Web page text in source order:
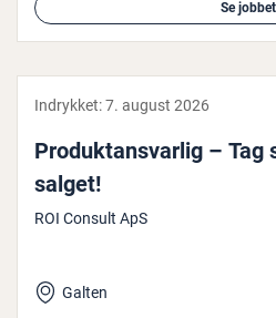
Se jobbet
Indrykket:7. august 2026
Pro­duktansvar­lig – Tag
salget!
ROI Consult ApS
Galten